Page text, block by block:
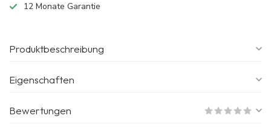
12 Monate Garantie
Produktbeschreibung
Eigenschaften
Bewertungen